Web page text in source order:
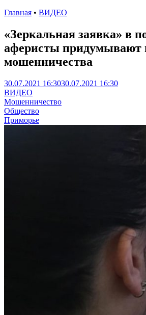
Главная • ВИДЕО
«Зеркальная заявка» в
аферисты придумывают
мошенничества
30.07.2021 16:3030.07.2021 16:30
ВИДЕО
Мошенничество
Общество
Приморье